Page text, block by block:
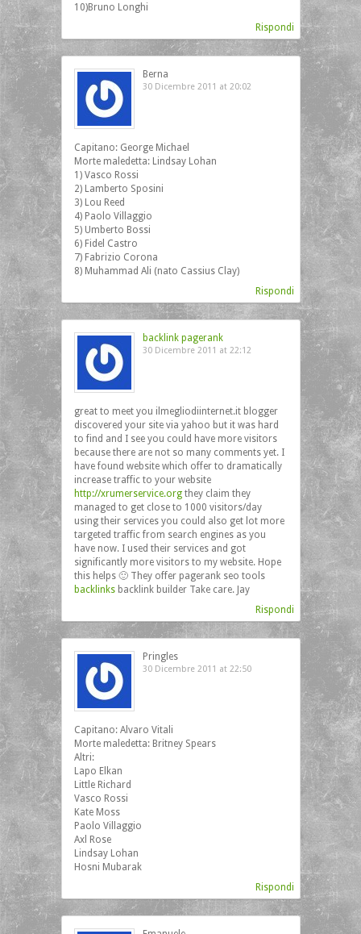
10)Bruno Longhi
Rispondi
Berna
30 Dicembre 2011 at 20:02
Capitano: George Michael
Morte maledetta: Lindsay Lohan
1) Vasco Rossi
2) Lamberto Sposini
3) Lou Reed
4) Paolo Villaggio
5) Umberto Bossi
6) Fidel Castro
7) Fabrizio Corona
8) Muhammad Ali (nato Cassius Clay)
Rispondi
backlink pagerank
30 Dicembre 2011 at 22:12
great to meet you ilmegliodiinternet.it blogger
discovered your site via yahoo but it was hard
to find and I see you could have more visitors
because there are not so many comments yet. I
have found website which offer to dramatically
increase traffic to your website
http://xrumerservice.orgthey claim they
managed to get close to 1000 visitors/day
using their services you could also get lot more
targeted traffic from search engines as you
have now. I used their services and got
significantly more visitors to my website. Hope
this helps 🙂 They offer pagerank seo tools
backlinksbacklink builder Take care. Jay
Rispondi
Pringles
30 Dicembre 2011 at 22:50
Capitano: Alvaro Vitali
Morte maledetta: Britney Spears
Altri:
Lapo Elkan
Little Richard
Vasco Rossi
Kate Moss
Paolo Villaggio
Axl Rose
Lindsay Lohan
Hosni Mubarak
Rispondi